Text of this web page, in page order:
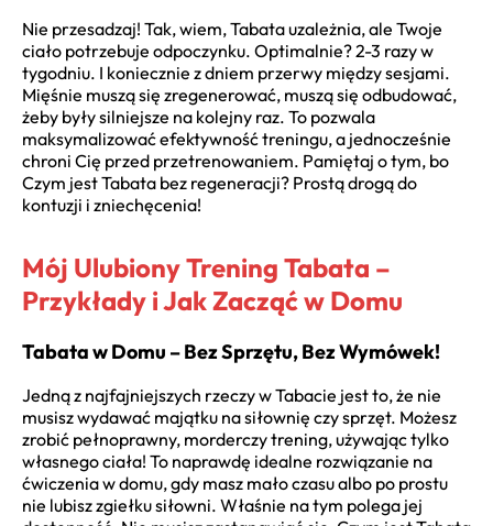
Nie przesadzaj! Tak, wiem, Tabata uzależnia, ale Twoje
ciało potrzebuje odpoczynku. Optimalnie? 2-3 razy w
tygodniu. I koniecznie z dniem przerwy między sesjami.
Mięśnie muszą się zregenerować, muszą się odbudować,
żeby były silniejsze na kolejny raz. To pozwala
maksymalizować efektywność treningu, a jednocześnie
chroni Cię przed przetrenowaniem. Pamiętaj o tym, bo
Czym jest Tabata bez regeneracji? Prostą drogą do
kontuzji i zniechęcenia!
Mój Ulubiony Trening Tabata –
Przykłady i Jak Zacząć w Domu
Tabata w Domu – Bez Sprzętu, Bez Wymówek!
Jedną z najfajniejszych rzeczy w Tabacie jest to, że nie
musisz wydawać majątku na siłownię czy sprzęt. Możesz
zrobić pełnoprawny, morderczy trening, używając tylko
własnego ciała! To naprawdę idealne rozwiązanie na
ćwiczenia w domu, gdy masz mało czasu albo po prostu
nie lubisz zgiełku siłowni. Właśnie na tym polega jej